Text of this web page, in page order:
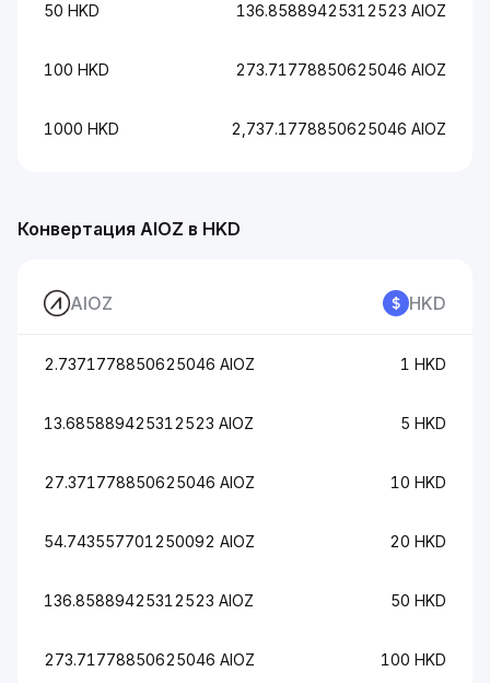
Конвертация AIOZ в HKD
AIOZ HKD
2.7371778850625046 AIOZ 1 HKD
13.685889425312523 AIOZ 5 HKD
27.371778850625046 AIOZ 10 HKD
54.743557701250092 AIOZ 20 HKD
136.85889425312523 AIOZ 50 HKD
273.71778850625046 AIOZ 100 HKD
50 HKD 136.85889425312523 AIOZ
100 HKD 273.71778850625046 AIOZ
1000 HKD 2,737.1778850625046 AIOZ